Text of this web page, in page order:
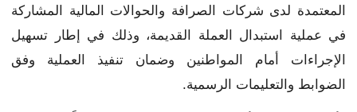
المعتمدة لدى شركات الصرافة والحوالات المالية المشاركة
في عملية استبدال العملة القديمة، وذلك في إطار تسهيل
الإجراءات أمام المواطنين وضمان تنفيذ العملية وفق
الضوابط والتعليمات الرسمية.